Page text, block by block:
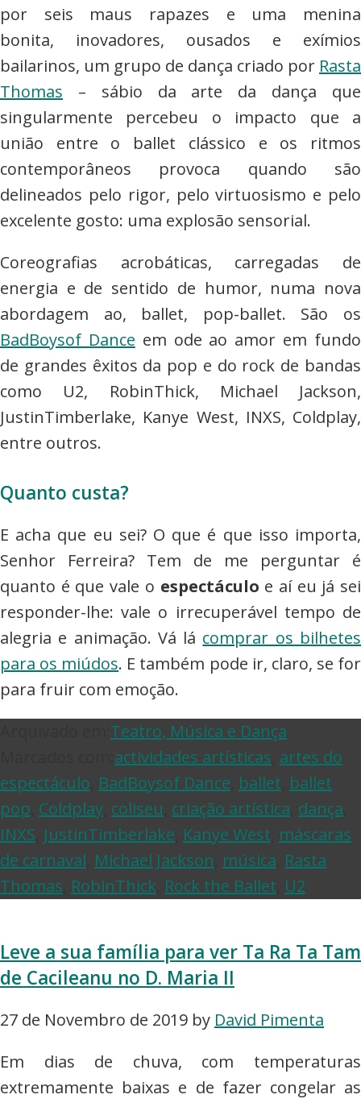
por seis maus rapazes e uma menina
bonita, inovadores, ousados e exímios
bailarinos, um grupo de dança criado por Rasta
Thomas – sábio da arte da dança que
singularmente percebeu o impacto que a
união entre o ballet clássico e os ritmos
contemporâneos provoca quando são
delineados pelo rigor, pelo virtuosismo e pelo
excelente gosto: uma explosão sensorial.
Coreografias acrobáticas, carregadas de
energia e de sentido de humor, numa nova
abordagem ao, ballet, pop-ballet. São os
BadBoysof Dance em ode ao amor em fundo
de grandes êxitos da pop e do rock de bandas
como U2, RobinThick, Michael Jackson,
JustinTimberlake, Kanye West, INXS, Coldplay,
entre outros.
Quanto custa?
E acha que eu sei? O que é que isso importa,
Senhor Ferreira? Tem de me perguntar é
quanto é que vale o espectáculo e aí eu já sei
responder-lhe: vale o irrecuperável tempo de
alegria e animação. Vá lá comprar os bilhetes
para os miúdos. E também pode ir, claro, se for
para fruir com emoção.
Teatro, Música e Dança
actividades artísticas artes do
espectáculo BadBoysof Dance ballet ballet
pop Coldplay coliseu criação artística dança
INXS JustinTimberlake Kanye West máscaras
de carnaval Michael Jackson música Rasta
Thomas RobinThick Rock the Ballet U2
Leve a sua família para ver Ta Ra Ta Tam
de Cacileanu no D. Maria II
27 de Novembro de 2019 by David Pimenta
Em dias de chuva, com temperaturas
extremamente baixas e de fazer congelar as